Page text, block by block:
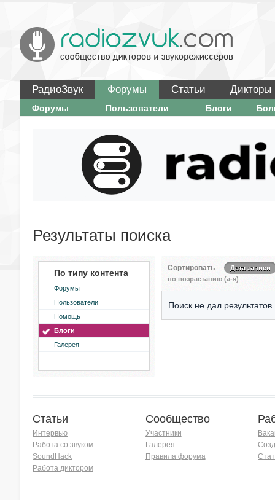
РадиоЗвук Форумы Статьи Дикторы
Форумы Пользователи Блоги
Результаты поиска
По типу контента
Форумы
Пользователи
Помощь
Блоги
Галерея
Сортировать
Дата записи
по возрастанию (а-я)
Поиск не дал результатов.
Статьи
Интервью
Работа со звуком
SoundHack
Работа диктором
Сообщество
Участники
Галерея
Правила форума